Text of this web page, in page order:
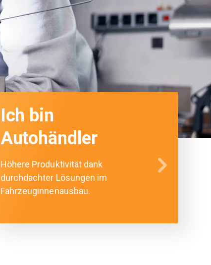
Ich bin
Autohändler
Höhere Produktivität dank
durchdachter Lösungen im
Fahrzeuginnenausbau.